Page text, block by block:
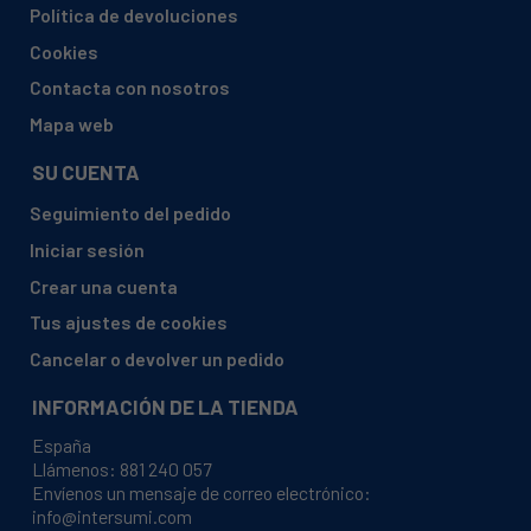
ELBA, PGB554GB
ELETTROZETA, IN39CE
OMAS, IF42 CE
OMAS, IF60V CE
RADEL, M60
Política de devoluciones
Cookies
Contacta con nosotros
Mapa web
SU CUENTA
Seguimiento del pedido
Iniciar sesión
Crear una cuenta
Tus ajustes de cookies
Cancelar o devolver un pedido
INFORMACIÓN DE LA TIENDA
España
Llámenos: 881 240 057
Envíenos un mensaje de correo electrónico:
info@intersumi.com